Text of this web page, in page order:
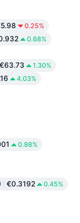
0.25%
0.68%
€63.73 1.30%
4.03%
0.98%
€0.3192 0.45%